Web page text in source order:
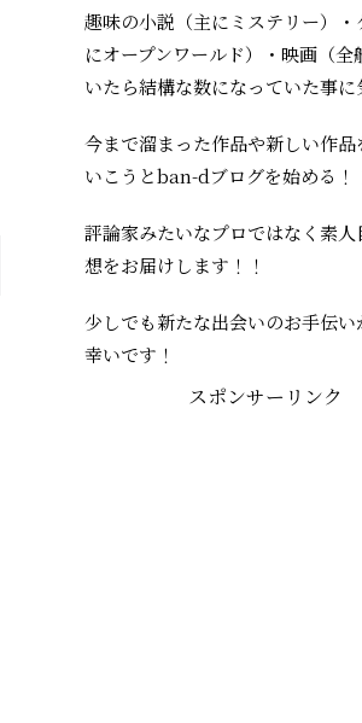
趣味の小説（主にミステリー）・
にオープンワールド）・映画（全
いたら結構な数になっていた事に
今まで溜まった作品や新しい作品
いこうとban-dブログを始める！
評論家みたいなプロではなく素
想をお届けします！！
少しでも新たな出会いのお手伝い
幸いです！
スポンサーリンク